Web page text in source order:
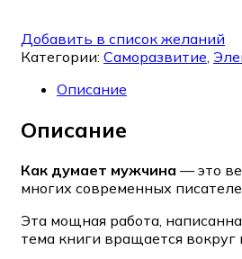
Добавить в список желаний
Категории: Саморазвитие,
Описание
Описание
Как думает мужчина — это
многих современных
Эта мощная работа,
тема книги вращается